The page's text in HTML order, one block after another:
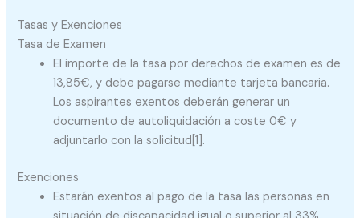
Tasas y Exenciones
Tasa de Examen
El importe de la tasa por derechos de examen es de
13,85€, y debe pagarse mediante tarjeta bancaria.
Los aspirantes exentos deberán generar un
documento de autoliquidación a coste 0€ y
adjuntarlo con la solicitud[1].
Exenciones
Estarán exentos al pago de la tasa las personas en